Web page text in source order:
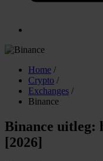
Home /
Crypto /
Exchanges /
Binance
Binance uitleg:
[2026]